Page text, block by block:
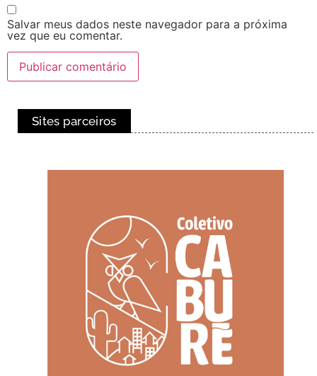
Salvar meus dados neste navegador para a próxima
vez que eu comentar.
Sites parceiros